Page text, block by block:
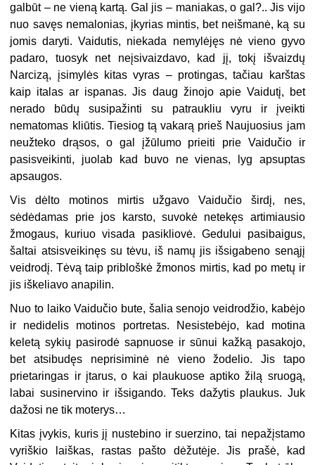
galbūt – ne vieną kartą. Gal jis – maniakas, o gal?.. Jis vijo
nuo savęs nemalonias, įkyrias mintis, bet neišmanė, ką su
jomis daryti. Vaidutis, niekada nemylėjęs nė vieno gyvo
padaro, tuosyk net neįsivaizdavo, kad jį, tokį išvaizdų
Narcizą, įsimylės kitas vyras – protingas, tačiau karštas
kaip italas ar ispanas. Jis daug žinojo apie Vaidutį, bet
nerado būdų susipažinti su patraukliu vyru ir įveikti
nematomas kliūtis. Tiesiog tą vakarą prieš Naujuosius jam
neužteko drąsos, o gal įžūlumo prieiti prie Vaidučio ir
pasisveikinti, juolab kad buvo ne vienas, lyg apsuptas
apsaugos.
Vis dėlto motinos mirtis užgavo Vaidučio širdį, nes,
sėdėdamas prie jos karsto, suvokė netekęs artimiausio
žmogaus, kuriuo visada pasikliovė. Gedului pasibaigus,
šaltai atsisveikinęs su tėvu, iš namų jis išsigabeno senąjį
veidrodį. Tėvą taip pribloškė žmonos mirtis, kad po metų ir
jis iškeliavo anapilin.
Nuo to laiko Vaidučio bute, šalia senojo veidrodžio, kabėjo
ir nedidelis motinos portretas. Nesistebėjo, kad motina
keletą sykių pasirodė sapnuose ir sūnui kažką pasakojo,
bet atsibudęs neprisiminė nė vieno žodelio. Jis tapo
prietaringas ir įtarus, o kai plaukuose aptiko žilą sruogą,
labai susinervino ir išsigando. Teks dažytis plaukus. Juk
dažosi ne tik moterys…
Kitas įvykis, kuris jį nustebino ir suerzino, tai nepažįstamo
vyriškio laiškas, rastas pašto dėžutėje. Jis prašė, kad